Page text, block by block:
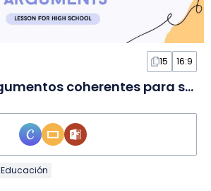
15 16:9
Lección de argumentos coherentes para secundaria en Diapositivas
Educación